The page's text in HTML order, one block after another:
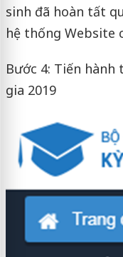
sinh đã hoàn tất
hệ thống Website
Bước 4: Tiến
gia 2019